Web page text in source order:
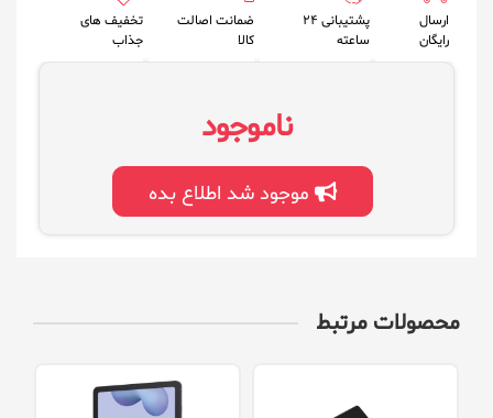
ارسال
رایگان
پشتیبانی 24
ساعته
ضمانت اصالت
کالا
تخفیف های
جذاب
ناموجود
موجود شد اطلاع بده
محصولات مرتبط